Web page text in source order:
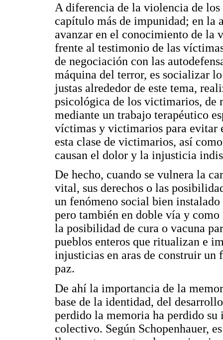
A diferencia de la violencia de los
capítulo más de impunidad; en la
avanzar en el conocimiento de la
frente al testimonio de las
de negociación con las
máquina del terror, es socializar
justas alrededor de este tema,
psicológica de los victimarios, de
mediante un trabajo terapéutico
víctimas y victimarios para evitar
esta clase de victimarios, así
causan el dolor y la injusticia
De hecho, cuando se vulnera la
vital, sus derechos o las
un fenómeno social bien
pero también en doble vía y
la posibilidad de cura o vacuna
pueblos enteros que ritualizan e
injusticias en aras de construir
paz.
De ahí la importancia de la
base de la identidad, del
perdido la memoria ha perdido
colectivo. Según Schopenhauer,